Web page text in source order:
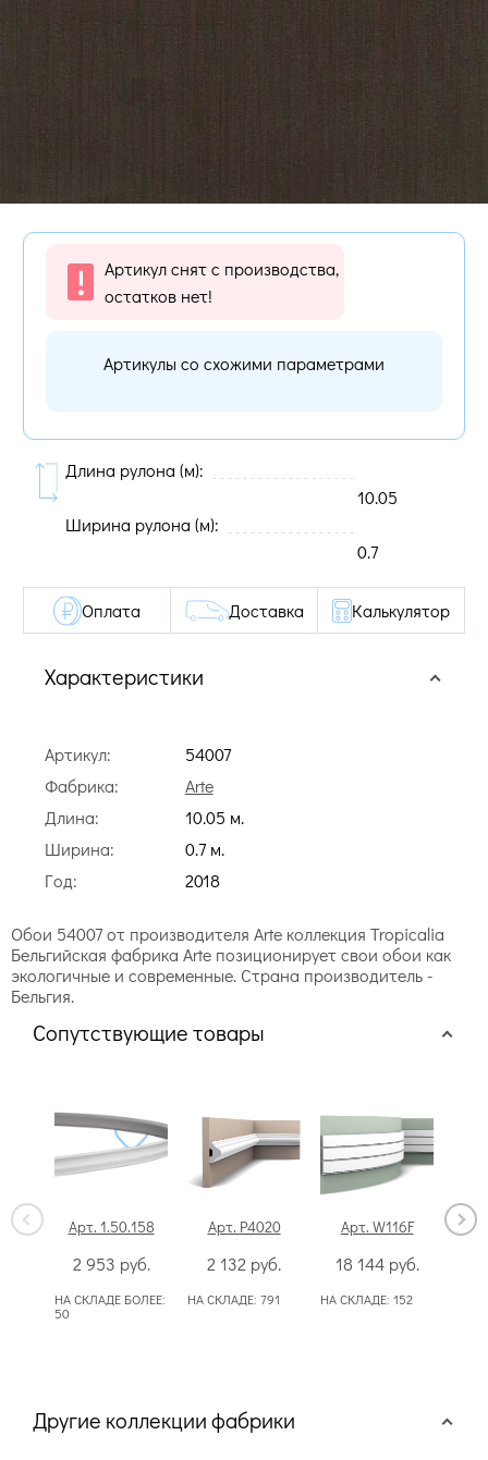
Артикул снят с производства,
остатков нет!
Артикулы со схожими параметрами
Длина рулона (м):
10.05
Ширина рулона (м):
0.7
Характеристики
Артикул:
54007
Фабрика:
Arte
Длина:
10.05 м.
Ширина:
0.7 м.
Год:
2018
Оплата Доставка Калькулятор
Обои 54007 от производителя Arte коллекция Tropicalia
Бельгийская фабрика Arte позиционирует свои обои как
экологичные и современные. Страна производитель -
Бельгия.
Сопутствующие товары
Арт. 1.50.158
2 953 руб.
НА СКЛАДЕ БОЛЕЕ:
50
Арт. P4020
2 132 руб.
НА СКЛАДЕ: 791
Арт. W116F
18 144 руб.
НА СКЛАДЕ: 152
Другие коллекции фабрики